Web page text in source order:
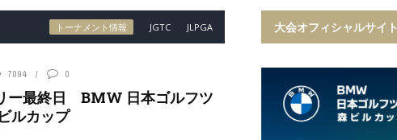
トーナメント情報 JGTC JLPGA
7094 0
ー最終日 BMW 日本ゴルフツ
ルカップ
大会オフィシャルサイト